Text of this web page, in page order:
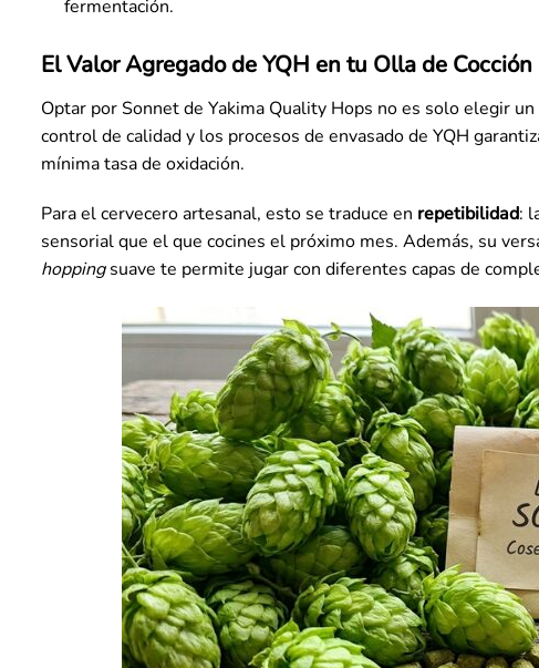
fermentación.
El Valor Agregado de YQH en tu Olla de Cocción
Optar por Sonnet de Yakima Quality Hops no es solo elegir
control de calidad y los procesos de envasado de YQH
mínima tasa de oxidación.
Para el cervecero artesanal, esto se traduce en repetibilidad:
sensorial que el que cocines el próximo mes. Además, su
hoppingsuave te permite jugar con diferentes capas de